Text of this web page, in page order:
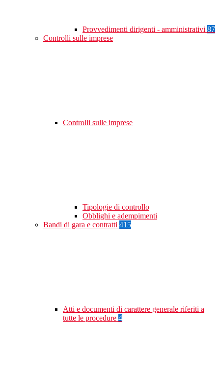
Provvedimenti dirigenti - amministrativi 87
Controlli sulle imprese
Controlli sulle imprese
Tipologie di controllo
Obblighi e adempimenti
Bandi di gara e contratti 415
Atti e documenti di carattere generale riferiti a
tutte le procedure 4